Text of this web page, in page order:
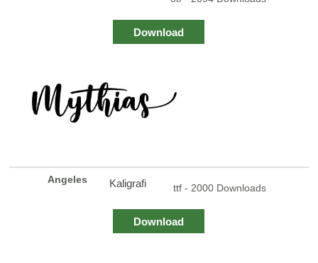
Download
Angeles Kaligrafi ttf - 2000 Downloads
Download